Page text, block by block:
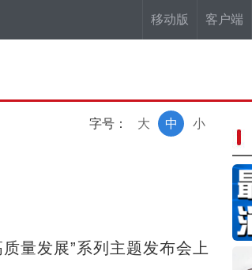
移动版 客户端
字号： 小
中
大
量发展”系列主题发布会上